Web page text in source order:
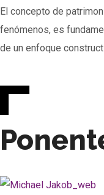
El concepto de
fenómenos, es
de un enfoque